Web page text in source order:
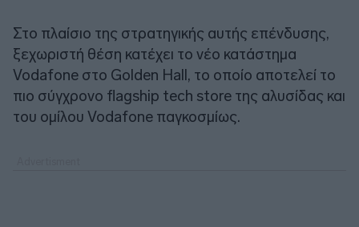
Στο πλαίσιο της στρατηγικής αυτής επένδυσης,
ξεχωριστή θέση κατέχει το νέο κατάστημα
Vodafone στο Golden Hall, το οποίο αποτελεί το
πιο σύγχρονο flagship tech store της αλυσίδας και
του ομίλου Vodafone παγκοσμίως.